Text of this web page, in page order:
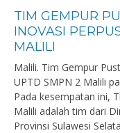
TIM GEMPUR
INOVASI
MALILI
Malili. Tim Gempur
UPTD SMPN 2 Malili
Pada kesempatan ini,
Malili adalah tim dari
Provinsi Sulawesi